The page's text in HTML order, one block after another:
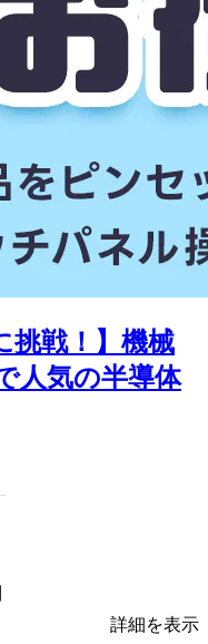
挑戦！】機械
人気の半導体
詳細を表示